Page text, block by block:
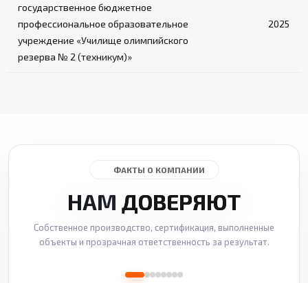
государственное бюджетное
профессиональное образовательное
учреждение «Училище олимпийского
резерва № 2 (техникум)»
2025
ФАКТЫ О КОМПАНИИ
НАМ ДОВЕРЯЮТ
Собственное производство, сертификация, выполненные
объекты и прозрачная ответственность за результат.